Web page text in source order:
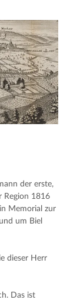
der erste,
Region 1816
Memorial zur
um Biel
dieser Herr
Das ist